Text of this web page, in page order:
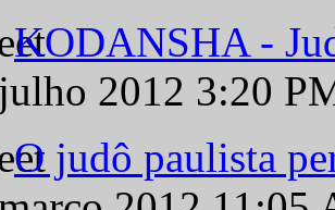
KODANSHA -
2012 3:20
O judô paulista